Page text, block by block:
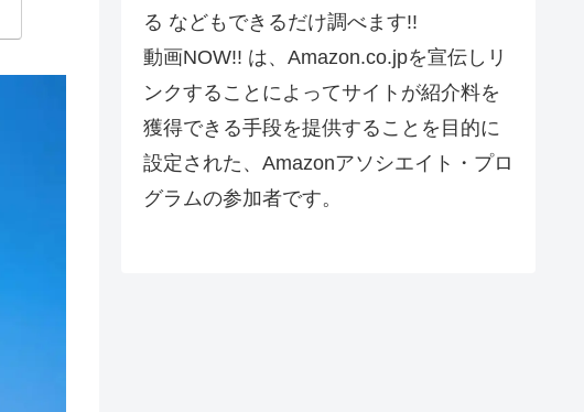
る などもできるだけ調べます!!
動画NOW!! は、Amazon.co.jpを宣伝しリ
ンクすることによってサイトが紹介料を
獲得できる手段を提供することを目的に
設定された、Amazonアソシエイト・プロ
グラムの参加者です。